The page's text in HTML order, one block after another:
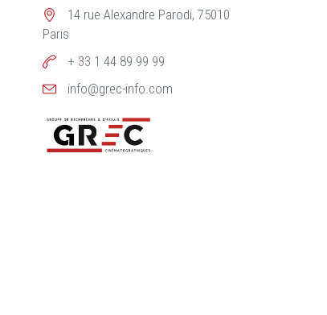
14 rue Alexandre Parodi, 75010
Paris
+ 33 1 44 89 99 99
info@grec-info.com